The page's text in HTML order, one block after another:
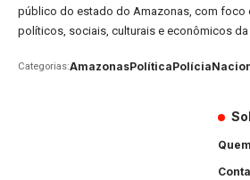
público do estado do Amazonas, com foco
políticos, sociais, culturais e econômicos da
Categorias:AmazonasPolíticaPolícia